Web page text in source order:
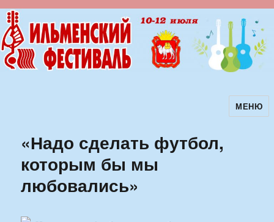
Ильменский фестиваль авторскойМЕНЮ
«Надо сделать футбол,
которым бы мы
любовались»